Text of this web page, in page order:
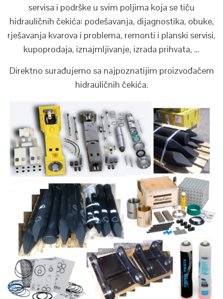
servisa i podrške u svim poljima koja se tiču
hidrauličnih čekića: podešavanja, dijagnostika, obuke,
rješavanja kvarova i problema, remonti i planski servisi,
kupoprodaja, iznajmljivanje, izrada prihvata, …
Direktno surađujemo sa najpoznatijim proizvođačem
hidrauličnih čekića.